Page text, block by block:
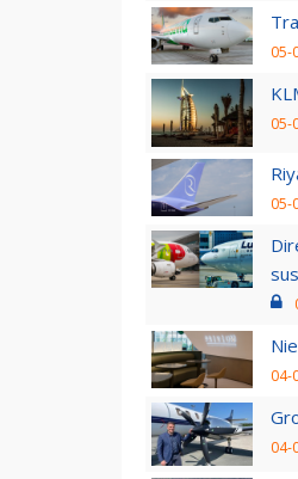
05-
05-
05-
04-
04-